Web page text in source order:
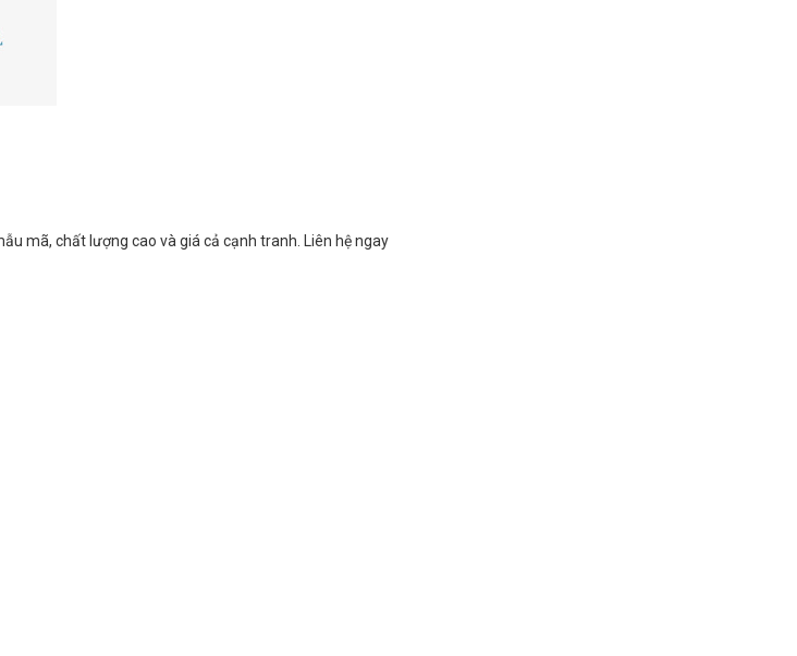
mã, chất lượng cao và giá cả cạnh tranh. Liên hệ ngay